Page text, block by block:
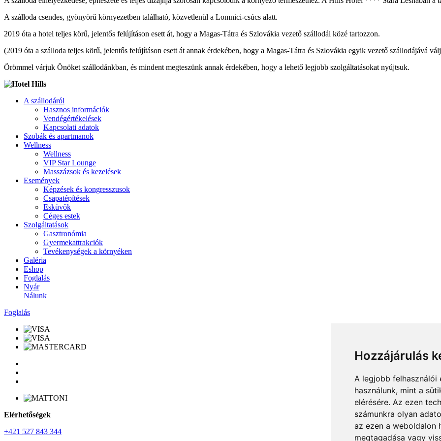
Hozzájárulás
A legjobb felhasználói
használunk, mint a
elérésére. Az ezen
számunkra olyan
az ezen a weboldalon
megtagadása vagy
A szálloda csendes, gyönyörű környezetben található, közvetlenül a Lomnici-csúcs alatt.
2019 óta a hotel teljes körű, jelentős felújításon esett át, hogy a Magas-Tátra és Szlovákia vezető szállodái közé tartozzon.
(2019 óta a szálloda teljes körű, jelentős felújításon esett át annak érdekében, hogy a Magas-Tátra és Szlovákia egyik vezető szállodájává
Örömmel várjuk Önöket szállodánkban, és mindent megteszünk annak érdekében, hogy a lehető legjobb szolgáltatásokat nyújtsuk.
A szállodáról
Hasznos információk
Vendégértékelések
Kapcsolati adatok
Szobák és apartmanok
Wellness
Wellness
VIP Star Lounge
Masszázsok és kezelések
Események
Képzések és kongresszusok
Csapatépítések
Esküvők
Céges estek
Szolgáltatások
Gasztronómia
Gyermekattrakciók
Tevékenységek a környéken
Galéria
Eshop
Foglalás
Nyár
Nálunk
Foglalás
Elérhetőségek
+421 527 843 344